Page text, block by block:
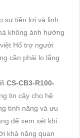
sự tiện lợi và linh
không ảnh hưởng
Hổ trợ người
cần phải lo lắng
CS-CB3-R100-
tin cậy cho hệ
tính năng và ưu
để xem xét khi
khả năng quan